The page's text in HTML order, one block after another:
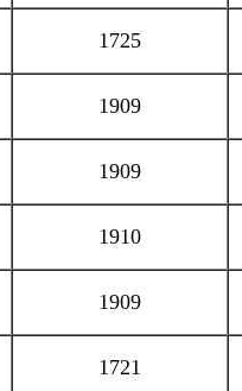
1725
1909
1909
1910
1909
1721